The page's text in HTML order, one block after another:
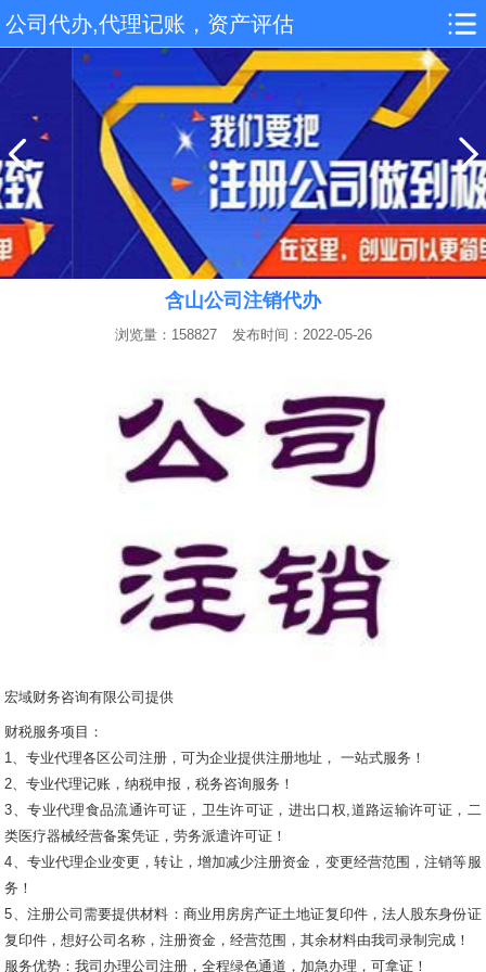
公司代办,代理记账，资产评估
含山公司注销代办
浏览量：158827 发布时间：2022-05-26
宏域财务咨询有限公司提供
财税服务项目：
1、专业代理各区公司注册，可为企业提供注册地址， 一站式服务！
2、专业代理记账，纳税申报，税务咨询服务！
3、专业代理食品流通许可证，卫生许可证，进出口权,道路运输许可证，二
类医疗器械经营备案凭证，劳务派遣许可证！
4、专业代理企业变更，转让，增加减少注册资金，变更经营范围，注销等服
务！
5、注册公司需要提供材料：商业用房房产证土地证复印件，法人股东身份证
复印件，想好公司名称，注册资金，经营范围，其余材料由我司录制完成！
服务优势：我司办理公司注册，全程绿色通道，加急办理，可拿证！